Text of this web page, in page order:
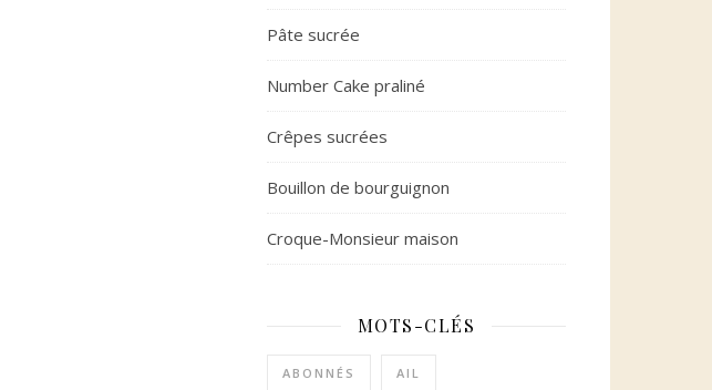
Pâte sucrée
Number Cake praliné
Crêpes sucrées
Bouillon de bourguignon
Croque-Monsieur maison
MOTS-CLÉS
ABONNÉS AIL